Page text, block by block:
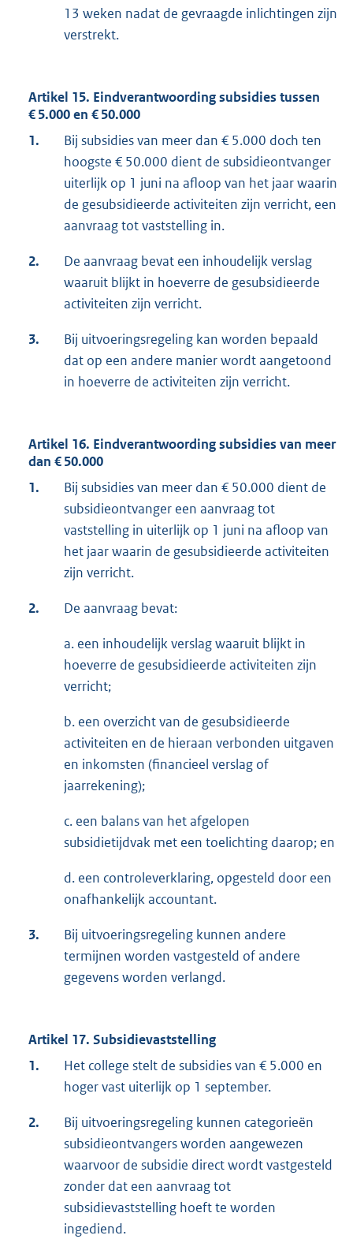
13 weken nadat de gevraagde inlichtingen zijn
verstrekt.
Artikel 15. Eindverantwoording subsidies tussen
€ 5.000 en € 50.000
1.
Bij subsidies van meer dan € 5.000 doch ten
hoogste € 50.000 dient de subsidieontvanger
uiterlijk op 1 juni na afloop van het jaar waarin
de gesubsidieerde activiteiten zijn verricht, een
aanvraag tot vaststelling in.
2.
De aanvraag bevat een inhoudelijk verslag
waaruit blijkt in hoeverre de gesubsidieerde
activiteiten zijn verricht.
3.
Bij uitvoeringsregeling kan worden bepaald
dat op een andere manier wordt aangetoond
in hoeverre de activiteiten zijn verricht.
Artikel 16. Eindverantwoording subsidies van meer
dan € 50.000
1.
Bij subsidies van meer dan € 50.000 dient de
subsidieontvanger een aanvraag tot
vaststelling in uiterlijk op 1 juni na afloop van
het jaar waarin de gesubsidieerde activiteiten
zijn verricht.
2. De aanvraag bevat:
a. een inhoudelijk verslag waaruit blijkt in
hoeverre de gesubsidieerde activiteiten zijn
verricht;
b. een overzicht van de gesubsidieerde
activiteiten en de hieraan verbonden uitgaven
en inkomsten (financieel verslag of
jaarrekening);
c. een balans van het afgelopen
subsidietijdvak met een toelichting daarop; en
d. een controleverklaring, opgesteld door een
onafhankelijk accountant.
3.
Bij uitvoeringsregeling kunnen andere
termijnen worden vastgesteld of andere
gegevens worden verlangd.
Artikel 17. Subsidievaststelling
1.
Het college stelt de subsidies van € 5.000 en
hoger vast uiterlijk op 1 september.
2.
Bij uitvoeringsregeling kunnen categorieën
subsidieontvangers worden aangewezen
waarvoor de subsidie direct wordt vastgesteld
zonder dat een aanvraag tot
subsidievaststelling hoeft te worden
ingediend.